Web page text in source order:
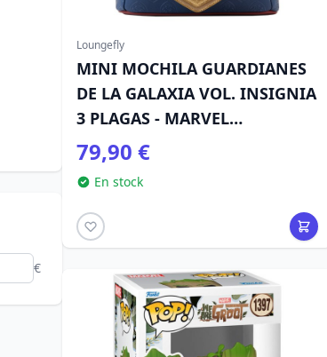
€
Loungefly
MINI MOCHILA GUARDIANES
DE LA GALAXIA VOL. INSIGNIA
3 PLAGAS - MARVEL
LOUNGEFLY
79,90 €
En stock